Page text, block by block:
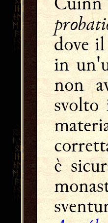
dove
in
non
è